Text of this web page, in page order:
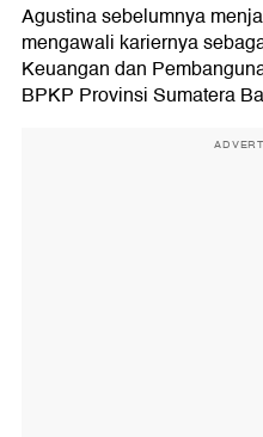
Agustina sebelumnya
mengawali kariernya
Keuangan dan
BPKP Provinsi Sumatera